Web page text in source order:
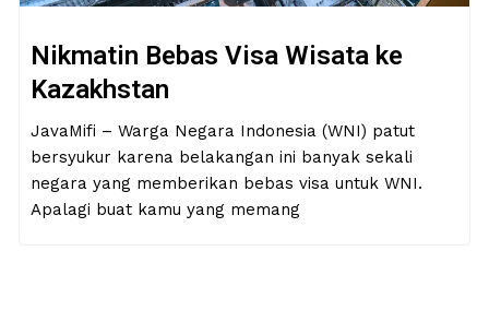
Nikmatin Bebas Visa Wisata ke
Kazakhstan
JavaMifi – Warga Negara Indonesia (WNI) patut
bersyukur karena belakangan ini banyak sekali
negara yang memberikan bebas visa untuk WNI.
Apalagi buat kamu yang memang